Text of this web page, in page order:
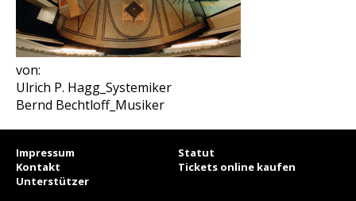
von:
Ulrich P. Hagg_Systemiker
Bernd Bechtloff_Musiker
Impressum
Statut
Kontakt
Tickets online kaufen
Unterstützer